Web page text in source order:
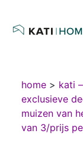
home > kati
exclusieve
muizen van
van 3/prijs